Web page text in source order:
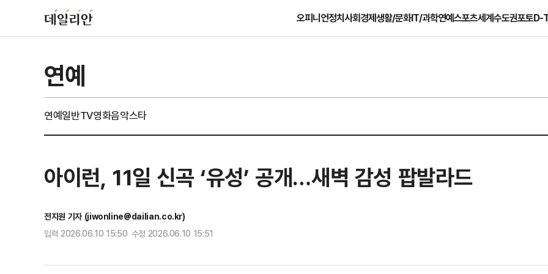
오피니언정치사회경제생활/문화IT/과학연예스포츠세계수도권포토D-
연예
연예일반TV영화음악스타
아이런, 11일 신곡 ‘유성’ 공개…새벽 감성 팝발라드
전지원 기자 (jiwonline@dailian.co.kr)
입력 2026.06.10 15:50 수정 2026.06.10 15:51